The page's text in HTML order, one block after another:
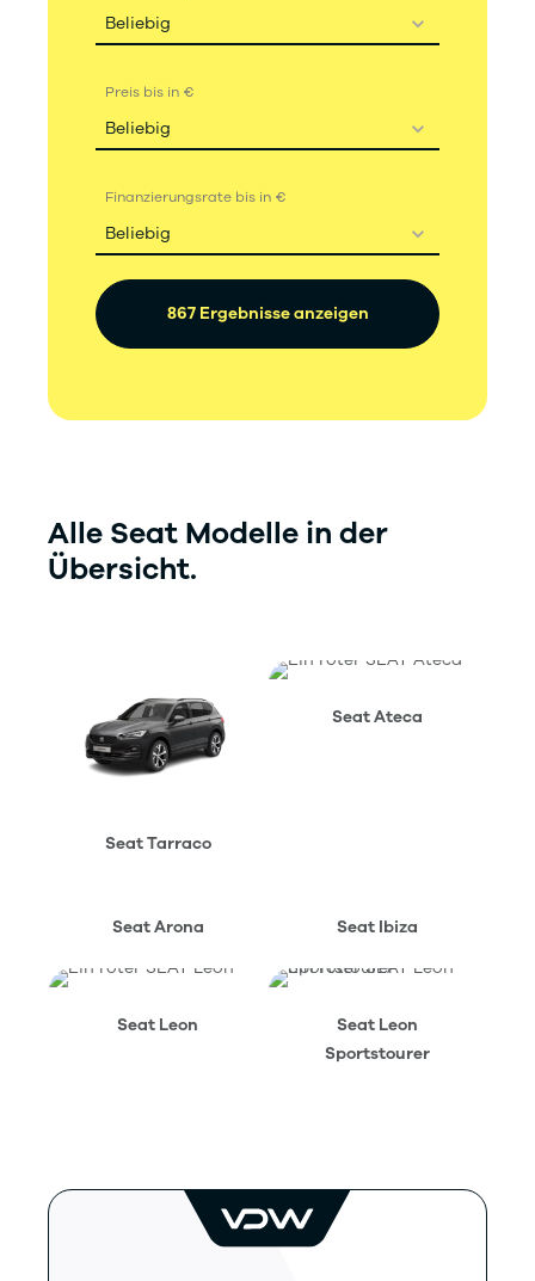
Beliebig
Preis bis in €
Beliebig
Finanzierungsrate bis in €
Beliebig
867 Ergebnisse anzeigen
Alle Seat Modelle in der
Übersicht.
Seat Tarraco
Seat Ateca
Seat Arona Seat Ibiza
Seat Leon
Seat Leon
Sportstourer